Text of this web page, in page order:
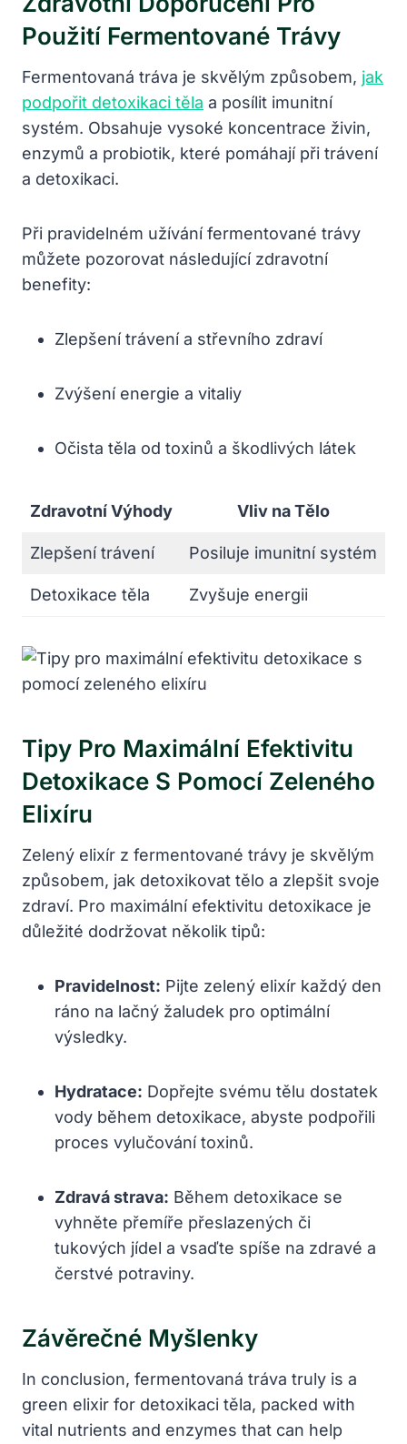
Použití Fermentované Trávy
Fermentovaná tráva je skvělým způsobem, jak
podpořit detoxikaci těla a posílit imunitní
systém. Obsahuje vysoké koncentrace živin,
enzymů a probiotik, které pomáhají při trávení
a detoxikaci.
Při pravidelném užívání fermentované trávy
můžete pozorovat následující zdravotní
benefity:
Zlepšení trávení a střevního zdraví
Zvýšení energie a vitaliy
Očista těla od toxinů a škodlivých látek
Zdravotní Výhody Vliv na Tělo
Zlepšení trávení Posiluje imunitní systém
Detoxikace těla Zvyšuje energii
Tipy Pro Maximální Efektivitu
Detoxikace S Pomocí Zeleného
Elixíru
Zelený elixír z fermentované trávy je skvělým
způsobem, jak detoxikovat tělo a zlepšit svoje
zdraví. Pro maximální efektivitu detoxikace je
důležité dodržovat několik tipů:
Pravidelnost: Pijte zelený elixír každý den
ráno na lačný žaludek pro optimální
výsledky.
Hydratace: Dopřejte svému tělu dostatek
vody během detoxikace, abyste podpořili
proces vylučování toxinů.
Zdravá strava: Během detoxikace se
vyhněte přemíře přeslazených či
tukových jídel a vsaďte spíše na zdravé a
čerstvé potraviny.
Závěrečné Myšlenky
In conclusion, fermentovaná tráva truly is a
green elixir for detoxikaci těla, packed with
vital nutrients and enzymes that can help